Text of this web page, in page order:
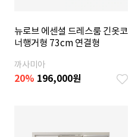
뉴로브 에센셜 드레스룸 긴옷코
너행거형 73cm 연결형
까사미아
20% 196,000원